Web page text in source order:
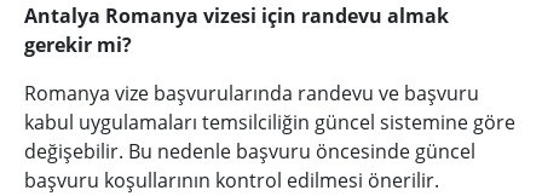
Antalya Romanya vizesi için randevu almak
gerekir mi?
Romanya vize başvurularında randevu ve başvuru
kabul uygulamaları temsilciliğin güncel sistemine göre
değişebilir. Bu nedenle başvuru öncesinde güncel
başvuru koşullarının kontrol edilmesi önerilir.